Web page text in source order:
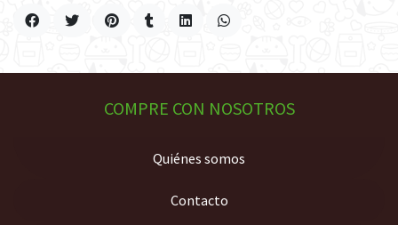
COMPRE CON NOSOTROS
Quiénes somos
Contacto